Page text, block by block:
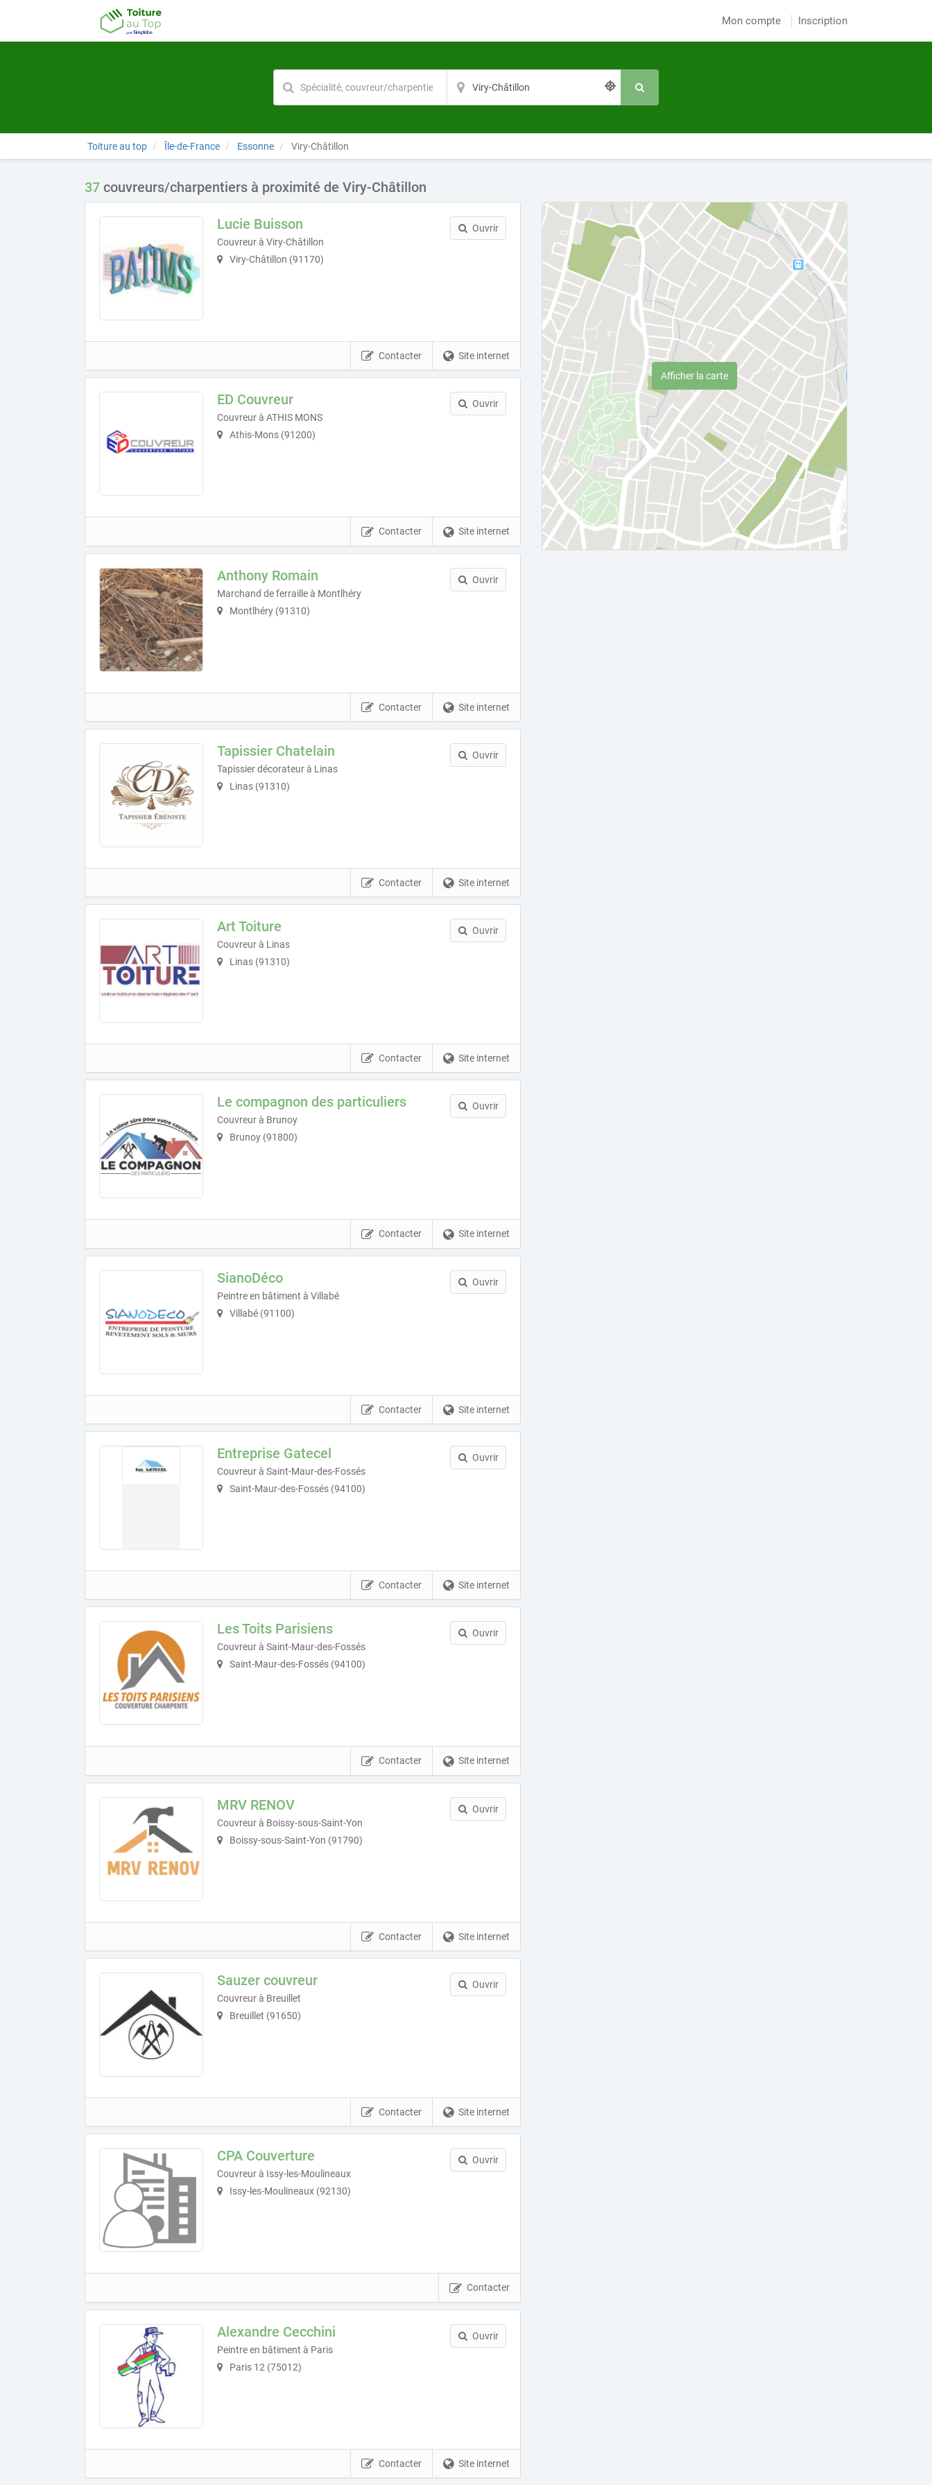
Mon compte Inscription
Toiture au top Île-de-France Essonne Viry-Châtillon
37 couvreurs/charpentiers à proximité de Viry-Châtillon
Lucie Buisson
Couvreur à Viry-Châtillon
Viry-Châtillon (91170)
Ouvrir
Site internet
Contacter
ED Couvreur
Couvreur à ATHIS MONS
Athis-Mons (91200)
Ouvrir
Site internet
Contacter
Anthony Romain
Marchand de ferraille à Montlhéry
Montlhéry (91310)
Ouvrir
Site internet
Contacter
Tapissier Chatelain
Tapissier décorateur à Linas
Linas (91310)
Ouvrir
Site internet
Contacter
Art Toiture
Couvreur à Linas
Linas (91310)
Ouvrir
Site internet
Contacter
Le compagnon des particuliers
Couvreur à Brunoy
Brunoy (91800)
Ouvrir
Site internet
Contacter
SianoDéco
Peintre en bâtiment à Villabé
Villabé (91100)
Ouvrir
Site internet
Contacter
Entreprise Gatecel
Couvreur à Saint-Maur-des-Fossés
Saint-Maur-des-Fossés (94100)
Ouvrir
Site internet
Contacter
Les Toits Parisiens
Couvreur à Saint-Maur-des-Fossés
Saint-Maur-des-Fossés (94100)
Ouvrir
Site internet
Contacter
MRV RENOV
Couvreur à Boissy-sous-Saint-Yon
Boissy-sous-Saint-Yon (91790)
Ouvrir
Site internet
Contacter
Sauzer couvreur
Couvreur à Breuillet
Breuillet (91650)
Ouvrir
Site internet
Contacter
CPA Couverture
Couvreur à Issy-les-Moulineaux
Issy-les-Moulineaux (92130)
Ouvrir
Contacter
Alexandre Cecchini
Peintre en bâtiment à Paris
Paris 12 (75012)
Ouvrir
Site internet
Contacter
Afficher la carte